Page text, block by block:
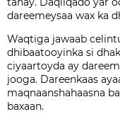
dareemeysaa wax ka
Waqtiga jawaab
dhibaatooyinka si
ciyaartoyda ay
jooga. Dareenkaas
maqnaanshahaasna
baxaan.